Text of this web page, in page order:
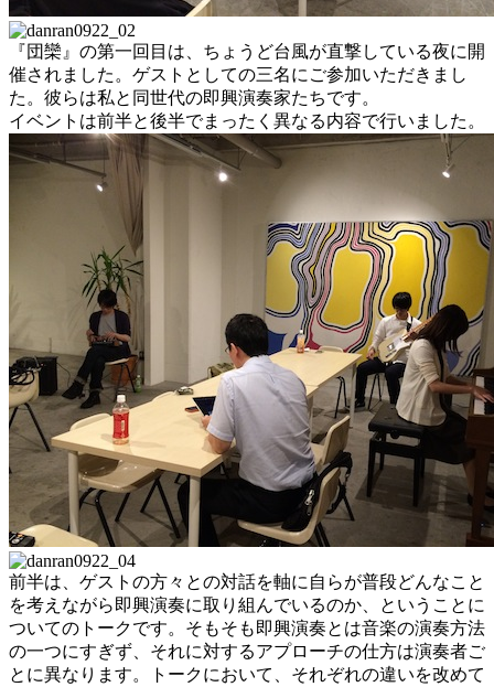
『団欒』の第一回目は、ちょうど台風が直撃している夜に開
催されました。ゲストとしての三名にご参加いただきまし
た。彼らは私と同世代の即興演奏家たちです。
イベントは前半と後半でまったく異なる内容で行いました。
前半は、ゲストの方々との対話を軸に自らが普段どんなこと
を考えながら即興演奏に取り組んでいるのか、ということに
ついてのトークです。そもそも即興演奏とは音楽の演奏方法
の一つにすぎず、それに対するアプローチの仕方は演奏者ご
とに異なります。トークにおいて、それぞれの違いを改めて